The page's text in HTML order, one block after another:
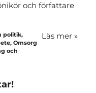
och författare
politik,
Omsorg
och
Läs mer »